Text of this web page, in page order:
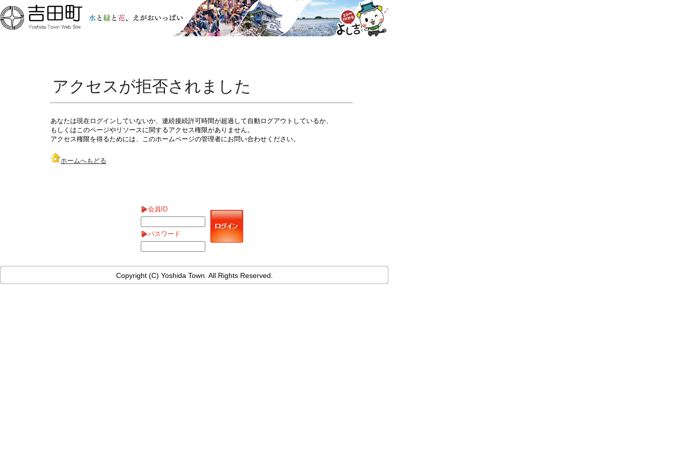
アクセスが拒否されました
あなたは現在ログインしていないか、連続接続許可時間が超過して自動ログアウトしているか、
もしくはこのページやリソースに関するアクセス権限がありません。
アクセス権限を得るためには、このホームページの管理者にお問い合わせください。
ホームへもどる
会員ID
パスワード
Copyright (C) Yoshida Town. All Rights Reserved.